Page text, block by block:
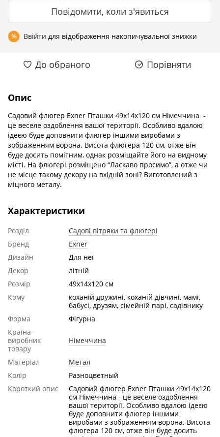
Повідомити, коли з'явиться
% Ввійти для відображення накопичувальної знижки
До обраного Порівняти
Опис
Садовий флюгер Exner Пташки 49x14x120 см Німеччина -
це веселе оздоблення вашої території. Особливо вдалою
ідеєю буде доповнити флюгер іншими виробами з
зображенням ворона. Висота флюгера 120 см, отже він
буде досить помітним, однак розміщайте його на видному
місті. На флюгері розміщено “Ласкаво просимо”, а отже чи
не місце такому декору на вхідній зоні? Виготовлений з
міцного металу.
Характеристики
Розділ
Садові вітряки та флюгері
Бренд
Exner
Дизайн
Для неї
Декор
літній
Розмір
49x14x120 см
Кому
коханій дружині, коханій дівчині, мамі,
бабусі, друзям, сімейній парі, садівнику
Форма
Фігурна
Країна-
виробник
товару
Німеччина
Матеріал
Метал
Колір
Разноцветный
Короткий опис
Садовий флюгер Exner Пташки 49x14x120
см Німеччина - це веселе оздоблення
вашої території. Особливо вдалою ідеєю
буде доповнити флюгер іншими
виробами з зображенням ворона. Висота
флюгера 120 см, отже він буде досить